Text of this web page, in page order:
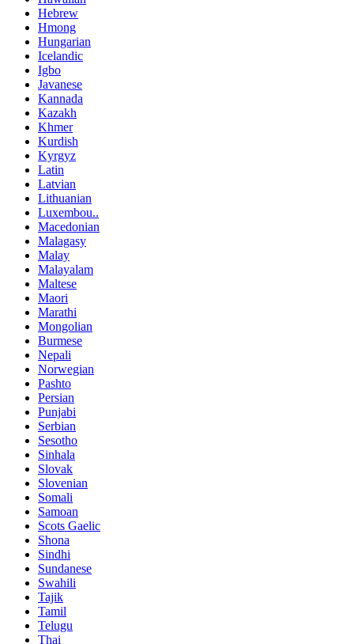
Hebrew
Hmong
Hungarian
Icelandic
Igbo
Javanese
Kannada
Kazakh
Khmer
Kurdish
Kyrgyz
Latin
Latvian
Lithuanian
Luxembou..
Macedonian
Malagasy
Malay
Malayalam
Maltese
Maori
Marathi
Mongolian
Burmese
Nepali
Norwegian
Pashto
Persian
Punjabi
Serbian
Sesotho
Sinhala
Slovak
Slovenian
Somali
Samoan
Scots Gaelic
Shona
Sindhi
Sundanese
Swahili
Tajik
Tamil
Telugu
Thai